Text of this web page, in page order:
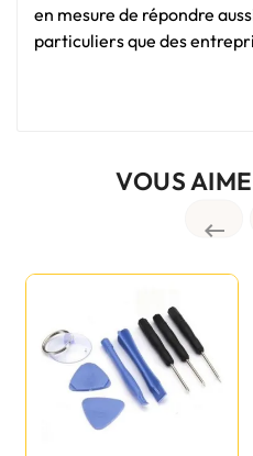
en mesure de répondre
particuliers que des
VOUS
